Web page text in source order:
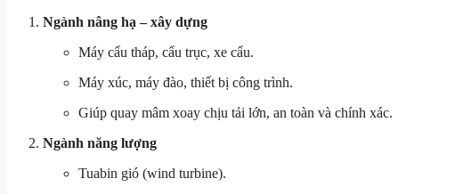
Ngành nâng hạ – xây dựng
Máy cẩu tháp, cẩu trục, xe cẩu.
Máy xúc, máy đào, thiết bị công trình.
Giúp quay mâm xoay chịu tải lớn, an toàn và chính xác.
Ngành năng lượng
Tuabin gió (wind turbine).